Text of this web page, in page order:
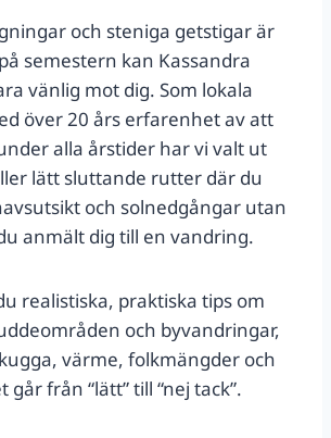
och steniga getstigar är
semestern kan Kassandra
vänlig mot dig. Som lokala
över 20 års erfarenhet av att
alla årstider har vi valt ut
lätt sluttande rutter där du
och solnedgångar utan
anmält dig till en vandring.
realistiska, praktiska tips om
och byvandringar,
värme, folkmängder och
från “lätt” till “nej tack”.